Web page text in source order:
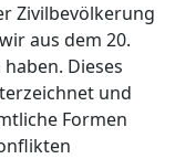
Zivilbevölkerung
aus dem 20.
Dieses
und
Formen